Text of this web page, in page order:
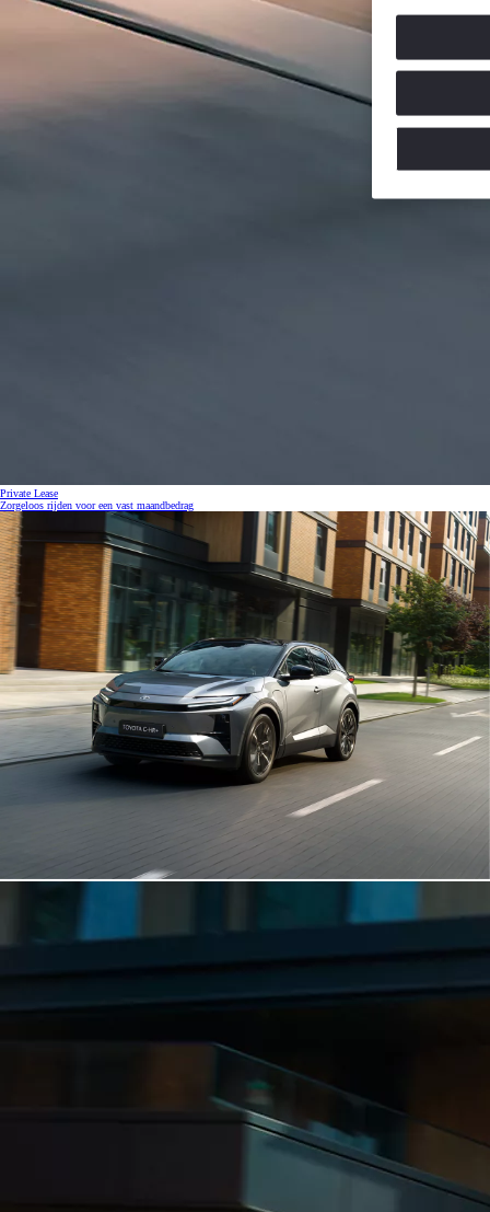
Private Lease
Zorgeloos rijden voor een vast maandbedrag